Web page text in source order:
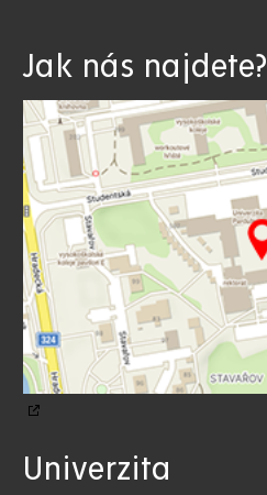
Jak nás najdete?
Univerzita